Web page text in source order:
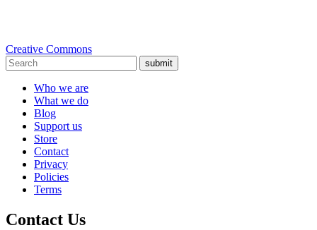
Creative Commons
submit
Who we are
What we do
Blog
Support us
Store
Contact
Privacy
Policies
Terms
Contact Us